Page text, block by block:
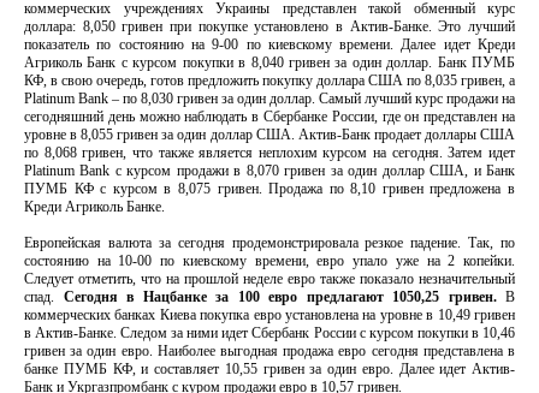
коммерческих учреждениях Украины представлен такой обменный курс
доллара: 8,050 гривен при покупке установлено в Актив-Банке. Это лучший
показатель по состоянию на 9-00 по киевскому времени. Далее идет Креди
Агриколь Банк с курсом покупки в 8,040 гривен за один доллар. Банк ПУМБ
КФ, в свою очередь, готов предложить покупку доллара США по 8,035 гривен, а
Platinum Bank – по 8,030 гривен за один доллар. Самый лучший курс продажи на
сегодняшний день можно наблюдать в Сбербанке России, где он представлен на
уровне в 8,055 гривен за один доллар США. Актив-Банк продает доллары США
по 8,068 гривен, что также является неплохим курсом на сегодня. Затем идет
Platinum Bank с курсом продажи в 8,070 гривен за один доллар США, и Банк
ПУМБ КФ с курсом в 8,075 гривен. Продажа по 8,10 гривен предложена в
Креди Агриколь Банке.
Европейская валюта за сегодня продемонстрировала резкое падение. Так, по
состоянию на 10-00 по киевскому времени, евро упало уже на 2 копейки.
Следует отметить, что на прошлой неделе евро также показало незначительный
спад. Сегодня в Нацбанке за 100 евро предлагают 1050,25 гривен.В
коммерческих банках Киева покупка евро установлена на уровне в 10,49 гривен
в Актив-Банке. Следом за ними идет Сбербанк России с курсом покупки в 10,46
гривен за один евро. Наиболее выгодная продажа евро сегодня представлена в
банке ПУМБ КФ, и составляет 10,55 гривен за один евро. Далее идет Актив-
Банк и Укргазпромбанк с куром продажи евро в 10,57 гривен.